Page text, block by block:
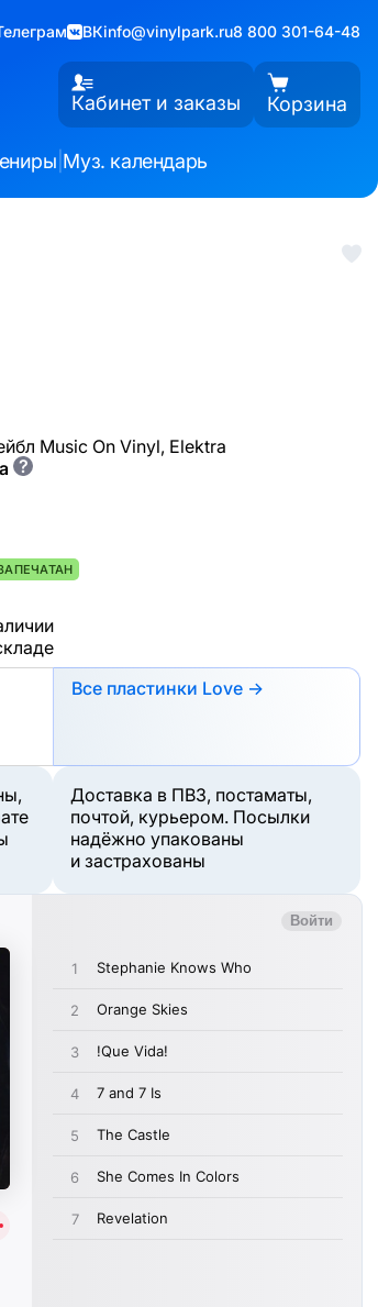
ВКinfo@vinylpark.ru8 800 301-64-48
Кабинет и заказы Корзина
Муз. календарь
Music On Vinyl, Elektra
?
Все пластинки Love →
Доставка в ПВЗ, постаматы,
почтой, курьером. Посылки
надёжно упакованы
и застрахованы